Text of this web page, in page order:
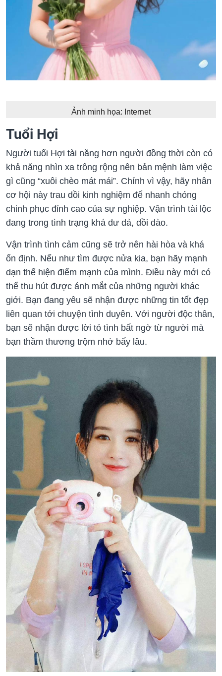
Ảnh minh họa: Internet
Tuổi Hợi
Người tuổi Hợi tài năng hơn người đồng thời còn có
khả năng nhìn xa trông rộng nên bản mệnh làm việc
gì cũng “xuôi chèo mát mái”. Chính vì vậy, hãy nhân
cơ hội này trau dồi kinh nghiệm để nhanh chóng
chinh phục đỉnh cao của sự nghiệp. Vận trình tài lộc
đang trong tình trạng khá dư dả, dồi dào.
Vận trình tình cảm cũng sẽ trở nên hài hòa và khá
ổn định. Nếu như tìm được nửa kia, bạn hãy mạnh
dạn thể hiện điểm mạnh của mình. Điều này mới có
thể thu hút được ánh mắt của những người khác
giới. Bạn đang yêu sẽ nhận được những tin tốt đẹp
liên quan tới chuyện tình duyên. Với người độc thân,
bạn sẽ nhận được lời tỏ tình bất ngờ từ người mà
bạn thầm thương trộm nhớ bấy lâu.